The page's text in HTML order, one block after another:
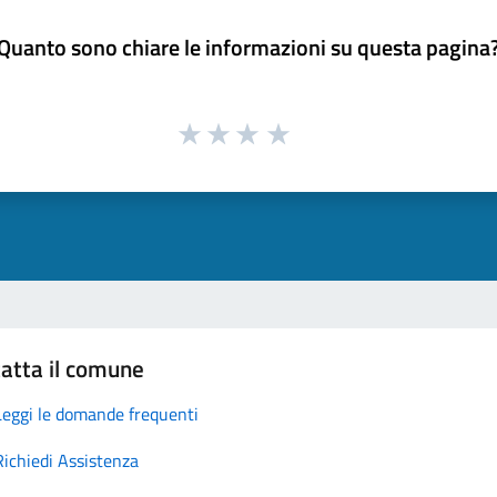
sono chiare le informazioni su questa
il comune
le domande frequenti
Assistenza